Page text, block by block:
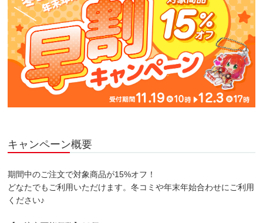
キャンペーン概要
期間中のご注文で対象商品が15%オフ！
どなたでもご利用いただけます。冬コミや年末年始合わせにご利用
ください♪